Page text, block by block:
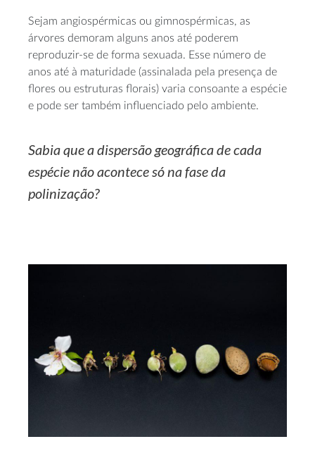
Sejam angiospérmicas ou gimnospérmicas, as
árvores demoram alguns anos até poderem
reproduzir-se de forma sexuada. Esse número de
anos até à maturidade (assinalada pela presença de
flores ou estruturas florais) varia consoante a espécie
e pode ser também influenciado pelo ambiente.
Sabia que a dispersão geográfica de cada
espécie não acontece só na fase da
polinização?